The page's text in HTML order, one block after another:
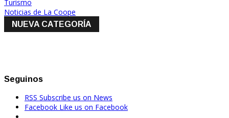
Turismo
Noticias de La Coope
NUEVA CATEGORÍA
Seguinos
RSS Subscribe us on News
Facebook Like us on Facebook